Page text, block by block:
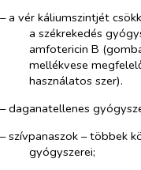
– a vér káliumszintjét
a székrekedés
amfotericin B
mellékvese
használatos szer).
– daganatellenes
– szívpanaszok – többek
gyógyszerei;